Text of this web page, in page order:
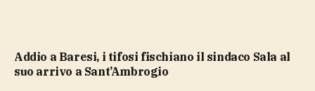
Addio a Baresi, i tifosi fischiano il sindaco Sala al
suo arrivo a Sant’Ambrogio